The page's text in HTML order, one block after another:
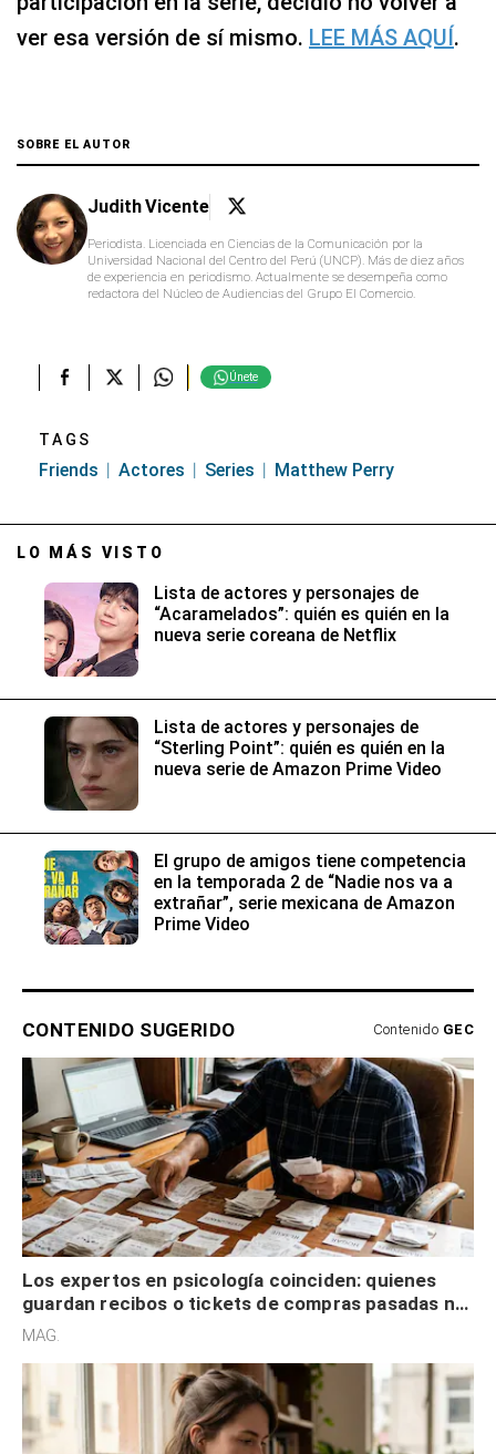
ver esa versión de sí mismo. LEE MÁS AQUÍ.
SOBRE EL AUTOR
Judith Vicente
Periodista. Licenciada en Ciencias de la Comunicación por la
Universidad Nacional del Centro del Perú (UNCP). Más de diez años
de experiencia en periodismo. Actualmente se desempeña como
redactora del Núcleo de Audiencias del Grupo El Comercio.
Únete
TAGS
Friends Actores Series Matthew Perry
LO MÁS VISTO
Lista de actores y personajes de
“Acaramelados”: quién es quién en la
nueva serie coreana de Netflix
Lista de actores y personajes de
“Sterling Point”: quién es quién en la
nueva serie de Amazon Prime Video
El grupo de amigos tiene competencia
en la temporada 2 de “Nadie nos va a
extrañar”, serie mexicana de Amazon
Prime Video
CONTENIDO SUGERIDO Contenido GEC
Los expertos en psicología coinciden: quienes
guardan recibos o tickets de compras pasadas no
son acumuladores, sino que tienen necesidad de
MAG.